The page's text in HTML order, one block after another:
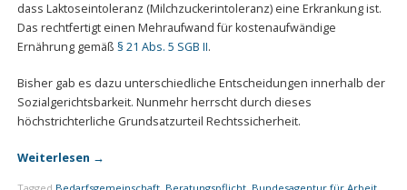
dass Laktoseintoleranz (Milchzuckerintoleranz) eine Erkrankung ist.
Das rechtfertigt einen Mehraufwand für kostenaufwändige
Ernährung gemäß § 21 Abs. 5 SGB II.
Bisher gab es dazu unterschiedliche Entscheidungen innerhalb der
Sozialgerichtsbarkeit. Nunmehr herrscht durch dieses
höchstrichterliche Grundsatzurteil Rechtssicherheit.
Weiterlesen →
Tagged Bedarfsgemeinschaft, Beratungspflicht, Bundesagentur für Arbeit,